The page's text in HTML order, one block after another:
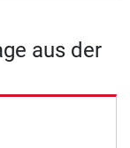
aus der